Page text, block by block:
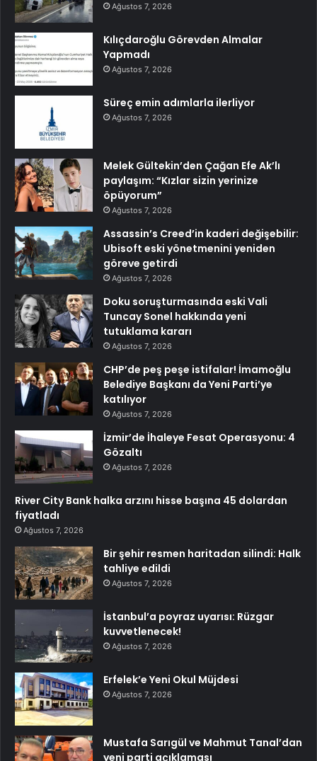
Ağustos 7, 2026
Kılıçdaroğlu Görevden Almalar
Yapmadı
Ağustos 7, 2026
Süreç emin adımlarla ilerliyor
Ağustos 7, 2026
Melek Gültekin’den Çağan Efe Ak’lı
paylaşım: “Kızlar sizin yerinize
öpüyorum”
Ağustos 7, 2026
Assassin’s Creed’in kaderi değişebilir:
Ubisoft eski yönetmenini yeniden
göreve getirdi
Ağustos 7, 2026
Doku soruşturmasında eski Vali
Tuncay Sonel hakkında yeni
tutuklama kararı
Ağustos 7, 2026
CHP’de peş peşe istifalar! İmamoğlu
Belediye Başkanı da Yeni Parti’ye
katılıyor
Ağustos 7, 2026
İzmir’de İhaleye Fesat Operasyonu: 4
Gözaltı
Ağustos 7, 2026
River City Bank halka arzını hisse başına 45 dolardan
fiyatladı
Ağustos 7, 2026
Bir şehir resmen haritadan silindi: Halk
tahliye edildi
Ağustos 7, 2026
İstanbul’a poyraz uyarısı: Rüzgar
kuvvetlenecek!
Ağustos 7, 2026
Erfelek’e Yeni Okul Müjdesi
Ağustos 7, 2026
Mustafa Sarıgül ve Mahmut Tanal’dan
yeni parti açıklaması